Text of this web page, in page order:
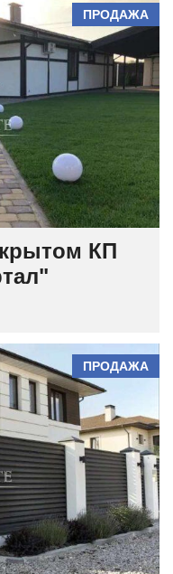
ПРОДАЖА
КП
ПРОДАЖА